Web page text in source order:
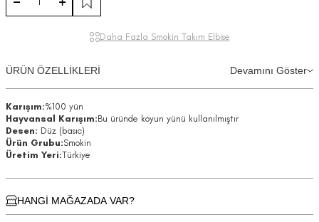
Daha Fazla Smokin Takım Elbise
ÜRÜN ÖZELLİKLERİ Devamını Göster
Karışım:%100 yün
Hayvansal Karışım:Bu üründe koyun yünü kullanılmıştır
Desen: Düz (basıc)
Ürün Grubu:Smokin
Üretim Yeri:Türkiye
HANGİ MAĞAZADA VAR?